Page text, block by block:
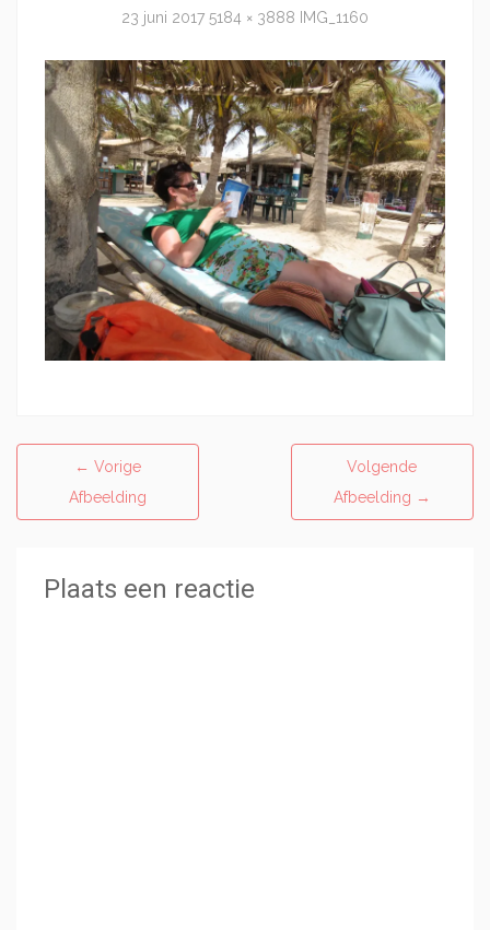
23 juni 2017 5184 × 3888 IMG_1160
← Vorige
Afbeelding
Volgende
Afbeelding →
Plaats een reactie